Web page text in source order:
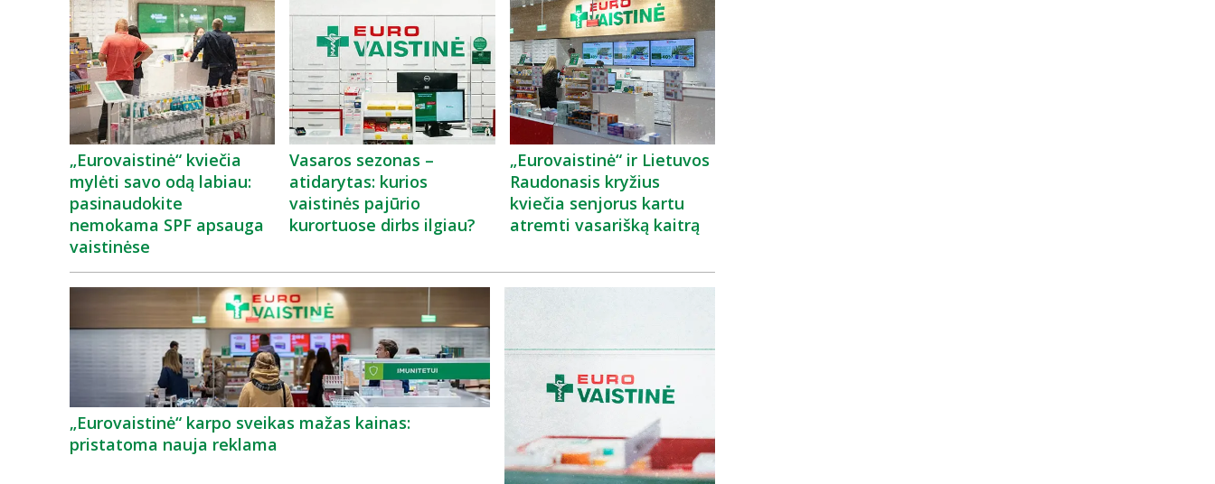
„Eurovaistinė“ kviečia
mylėti savo odą labiau:
pasinaudokite
nemokama SPF apsauga
vaistinėse
Vasaros sezonas –
atidarytas: kurios
vaistinės pajūrio
kurortuose dirbs ilgiau?
„Eurovaistinė“ ir Lietuvos
Raudonasis kryžius
kviečia senjorus kartu
atremti vasarišką kaitrą
„Eurovaistinė“ karpo sveikas mažas kainas:
pristatoma nauja reklama